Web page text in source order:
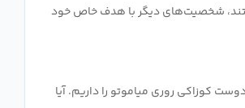
شخصیت‌های دیگر با هدف خاص خود
کوزاکی روری میاموتو را داریم. آیا